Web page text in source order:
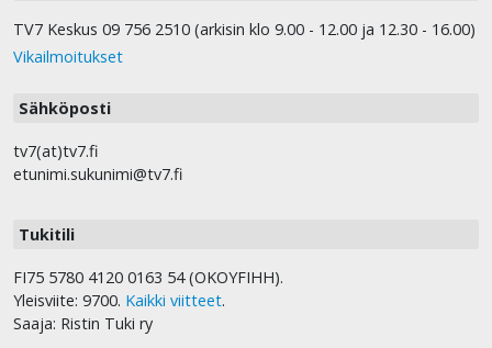
TV7 Keskus 09 756 2510 (arkisin klo 9.00 - 12.00 ja 12.30 - 16.00)
Vikailmoitukset
Sähköposti
tv7(at)tv7.fi
etunimi.sukunimi@tv7.fi
Tukitili
FI75 5780 4120 0163 54 (OKOYFIHH).
Yleisviite: 9700. Kaikki viitteet.
Saaja: Ristin Tuki ry